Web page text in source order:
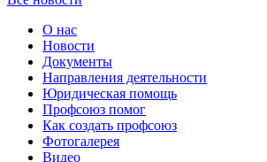
О нас
Новости
Документы
Направления деятельности
Юридическая помощь
Профсоюз помог
Как создать профсоюз
Фотогалерея
Видео